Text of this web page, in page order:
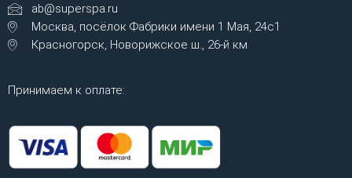
ab@superspa.ru
Москва, посёлок Фабрики имени 1 Мая, 24с1
Красногорск, Новорижское ш., 26-й км
Принимаем к оплате: